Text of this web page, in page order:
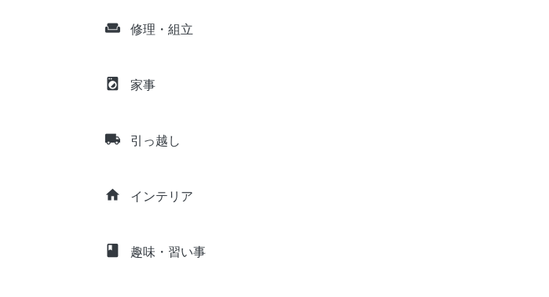
weekend 修理・組立
local_laundry_service 家事
local_shipping 引っ越し
home インテリア
class 趣味・習い事